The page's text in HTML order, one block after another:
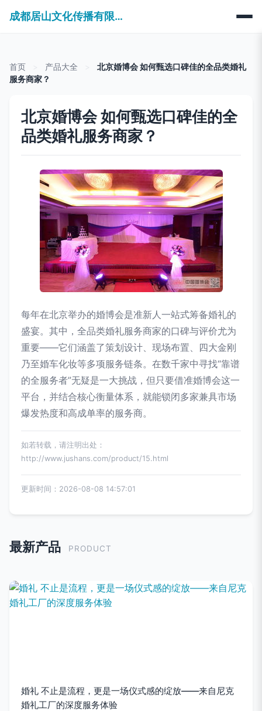
成都居山文化传播有限公司
首页 产品大全
北京婚博会 如何甄选口碑佳的全品类婚礼
服务商家？
北京婚博会 如何甄选口碑佳的全
品类婚礼服务商家？
每年在北京举办的婚博会是准新人一站式筹备婚礼的
盛宴。其中，全品类婚礼服务商家的口碑与评价尤为
重要——它们涵盖了策划设计、现场布置、四大金刚
乃至婚车化妆等多项服务链条。在数千家中寻找“靠谱
的全服务者”无疑是一大挑战，但只要借准婚博会这一
平台，并结合核心衡量体系，就能锁闭多家兼具市场
爆发热度和高成单率的服务商。
如若转载，请注明出处：
http://www.jushans.com/product/15.html
更新时间：2026-08-08 14:57:01
最新产品 PRODUCT
婚礼 不止是流程，更是一场仪式感的绽放——来自尼克
婚礼工厂的深度服务体验